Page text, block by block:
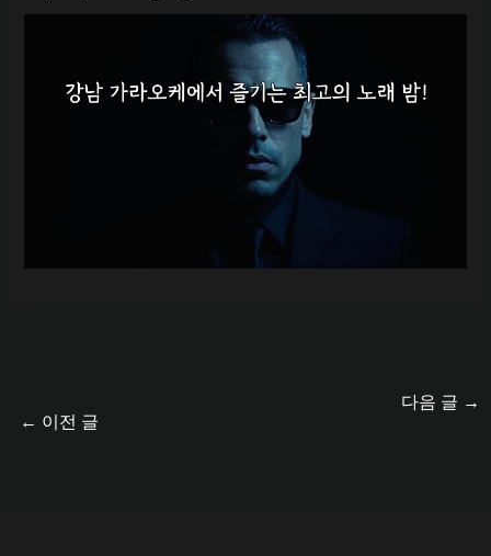
← 이전 글
다음 글 →